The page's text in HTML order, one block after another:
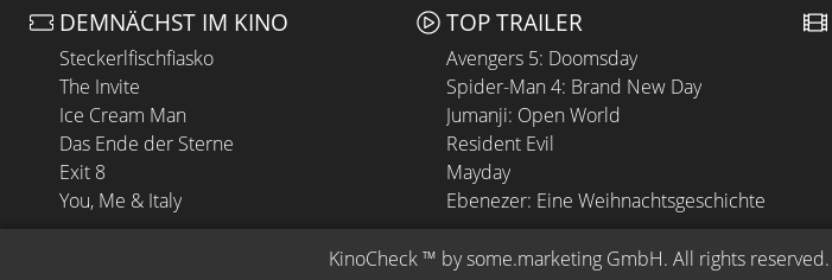
DEMNÄCHST IM KINO
Steckerlfischfiasko
The Invite
Ice Cream Man
Das Ende der Sterne
Exit 8
You, Me & Italy
TOP TRAILER
Avengers 5: Doomsday
Spider-Man 4: Brand New Day
Jumanji: Open World
Resident Evil
Mayday
Ebenezer: Eine Weihnachtsgeschichte
KinoCheck ™ by some.marketing GmbH. All rights reserved.